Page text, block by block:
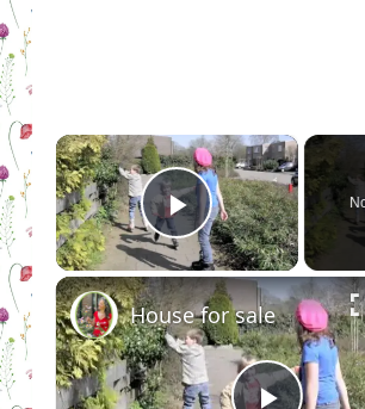
×
Play Video
House for sale